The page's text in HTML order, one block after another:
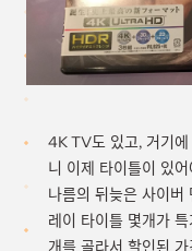
4K TV도 있고, 거기
니 이제 타이틀이 있
나름의 뒤늦은 사이버
레이 타이틀 몇개가